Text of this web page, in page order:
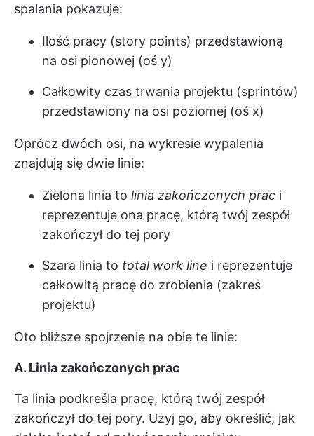
spalania pokazuje:
Ilość pracy (story points) przedstawioną
na osi pionowej (oś y)
Całkowity czas trwania projektu (sprintów)
przedstawiony na osi poziomej (oś x)
Oprócz dwóch osi, na wykresie wypalenia
znajdują się dwie linie:
Zielona linia to linia zakończonych prac i
reprezentuje ona pracę, którą twój zespół
zakończył do tej pory
Szara linia to total work line i reprezentuje
całkowitą pracę do zrobienia (zakres
projektu)
Oto bliższe spojrzenie na obie te linie:
A. Linia zakończonych prac
Ta linia podkreśla pracę, którą twój zespół
zakończył do tej pory. Użyj go, aby określić, jak